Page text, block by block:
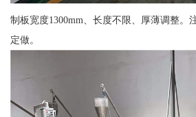
制板宽度1300mm、长度不限、厚薄调整。
定做。